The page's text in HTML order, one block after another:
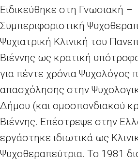
Ειδικεύθηκε στη Γνωσιακή –
Συμπεριφοριστική
Ψυχιατρική Κλινική του
Βιέννης ως κρατική
για πέντε χρόνια Ψυχολόγος
απασχόλησης στην
Δήμου (και ομοσπονδιακού
Βιέννης. Επέστρεψε στην
εργάστηκε ιδιωτικά ως
Ψυχοθεραπεύτρια. Το 1981